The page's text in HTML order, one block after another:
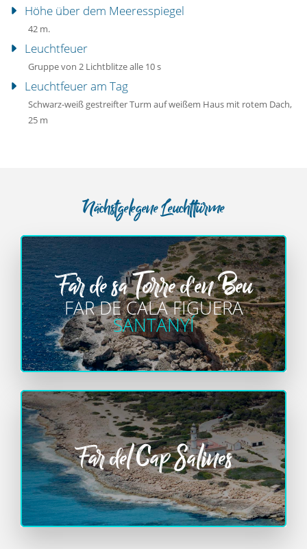
Höhe über dem Meeresspiegel
42 m.
Leuchtfeuer
Gruppe von 2 Lichtblitze alle 10 s
Leuchtfeuer am Tag
Schwarz-weiß gestreifter Turm auf weißem Haus mit rotem Dach,
25 m
Nächstgelegene Leuchttürme
Far de sa Torre d'en Beu
FAR DE CALA FIGUERA
SANTANYÍ
Far del Cap Salines